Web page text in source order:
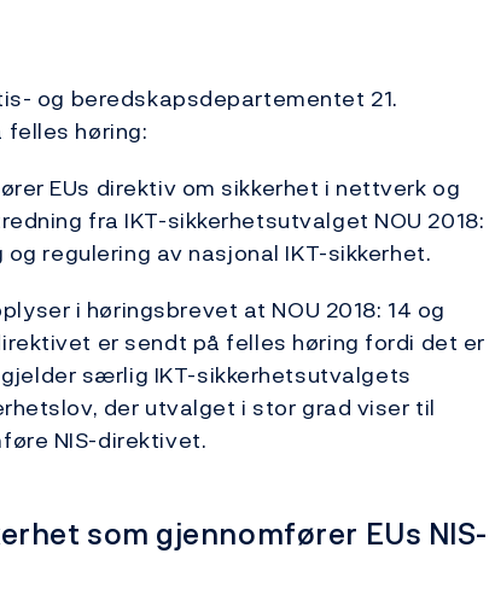
og beredskapsdepartementet 21.
felles høring:
EUs direktiv om sikkerhet i nettverk og
fra IKT-sikkerhetsutvalget NOU 2018:
regulering av nasjonal IKT-sikkerhet.
i høringsbrevet at NOU 2018: 14 og
er sendt på felles høring fordi det er
særlig IKT-sikkerhetsutvalgets
der utvalget i stor grad viser til
NIS-direktivet.
som gjennomfører EUs NIS-